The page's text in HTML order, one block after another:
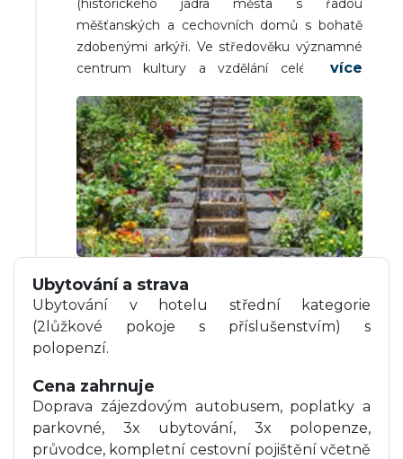
katedrála, historická radnice a centrum
města). Přejezd na nocleh. Večeře a nocleh.
(historického jádra města s řadou
měšťanských a cechovních domů s bohatě
zdobenými arkýři. Ve středověku významné
centrum kultury a vzdělání celé Evropy
památka světového dědictví UNESCO s
jednou z nejkrásnějších a nejvzácnějších
knihoven na světě). Příjezd do ČR v pozdních
nočních až brzkých ranních hodinách
následujícího dne.
Ubytování a strava
Ubytování v hotelu střední kategorie
(2lůžkové pokoje s příslušenstvím) s
polopenzí.
Cena zahrnuje
Doprava zájezdovým autobusem, poplatky a
parkovné, 3x ubytování, 3x polopenze,
průvodce, kompletní cestovní pojištění včetně